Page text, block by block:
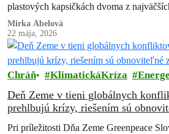
plastových kapsičkách dvoma z
spoločností na svete – Nestlé a Danone.
vážne…
Mirka Ábelová
22 mája, 2026
Chráň KlimatickáKríza
Deň Zeme v tieni globálnych
prehlbujú krízy, riešením sú
Pri príležitosti Dňa Zeme Greenpeace